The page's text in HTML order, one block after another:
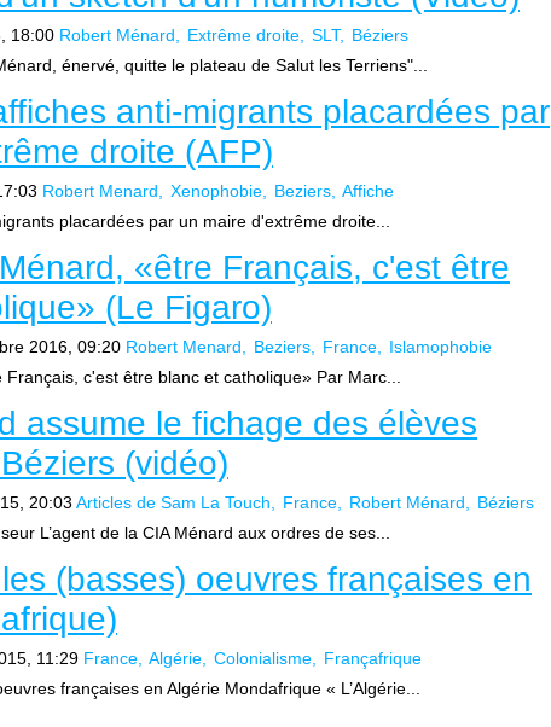
18:00 Robert Ménard Extrême droite SLT
Béziers
énervé, quitte le plateau de Salut les Terriens"...
anti-migrants placardées par
droite (AFP)
Robert Menard Xenophobie Beziers Affiche
placardées par un maire d'extrême droite...
«être Français, c'est être
(Le Figaro)
2016, 09:20 Robert Menard Beziers France
Islamophobie
c'est être blanc et catholique» Par Marc...
assume le fichage des élèves
(vidéo)
20:03 Articles de Sam La Touch France Robert Ménard
Béziers
L’agent de la CIA Ménard aux ordres de ses...
(basses) oeuvres françaises en
11:29 France Algérie Colonialisme
Françafrique
françaises en Algérie Mondafrique « L’Algérie...